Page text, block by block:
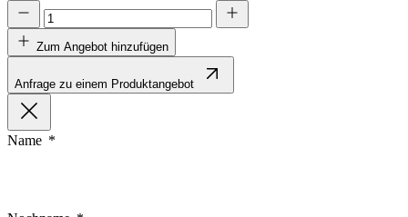
Zum Angebot hinzufügen
Anfrage zu einem Produktangebot
Name